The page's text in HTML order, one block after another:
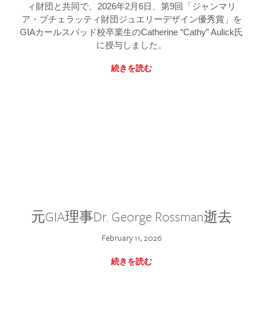
ィ財団と共同で、2026年2月6日、第9回「ジャンマリ
ア・ブチェラッティ財団ジュエリーデザイン優秀賞」を
GIAカールスバッド校卒業生のCatherine “Cathy” Aulick氏
に授与しました。
続きを読む
元GIA理事Dr. George Rossman逝去
February 11, 2026
続きを読む